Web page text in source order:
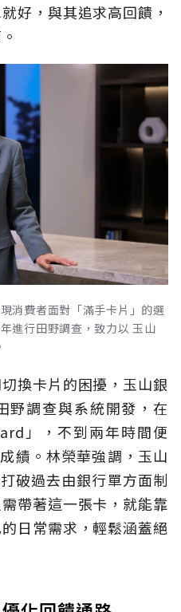
好，與其追求高回饋，
消費者面對「滿手卡片」的選
進行田野調查，致力以 玉山
換卡片的困擾，玉山銀
野調查與系統開發，在
」，不到兩年時間便
績。林榮華強調，玉山
破過去由銀行單方面制
帶著這一張卡，就能靠
日常需求，輕鬆涵蓋絕